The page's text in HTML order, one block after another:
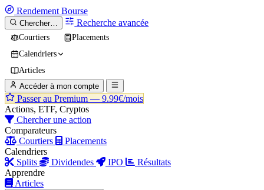
Rendement Bourse
Chercher… Recherche avancée
Courtiers
Placements
Calendriers
Articles
Accéder à mon compte
Passer au Premium — 9.99€/mois
Actions, ETF, Cryptos
Chercher une action
Comparateurs
Courtiers
Placements
Calendriers
Splits
Dividendes IPO
Résultats
Apprendre
Articles